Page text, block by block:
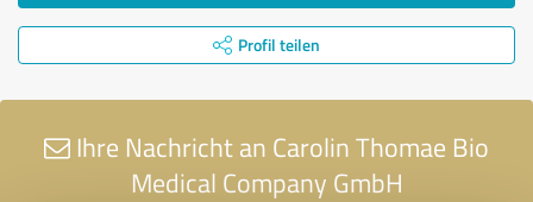
Profil teilen
Ihre Nachricht an Carolin Thomae Bio
Medical Company GmbH